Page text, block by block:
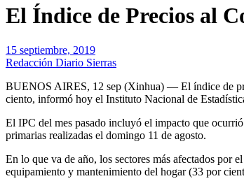
El Índice de Precios al
15 septiembre, 2019
Redacción Diario Sierras
BUENOS AIRES, 12 sep (Xinhua) — El índice de
ciento, informó hoy el Instituto Nacional de
El IPC del mes pasado incluyó el impacto que
primarias realizadas el domingo 11 de agosto.
En lo que va de año, los sectores más afectados por
equipamiento y mantenimiento del hogar (33 por